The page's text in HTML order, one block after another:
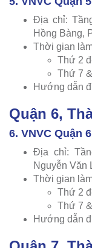
Địa chỉ:
Hồng Bàng,
Thời gian
Thứ 2
Thứ 7
Hướng dẫn
Quận 6,
6. VNVC Quận 6
Địa chỉ:
Nguyễn Văn
Thời gian
Thứ 2
Thứ 7
Hướng dẫn